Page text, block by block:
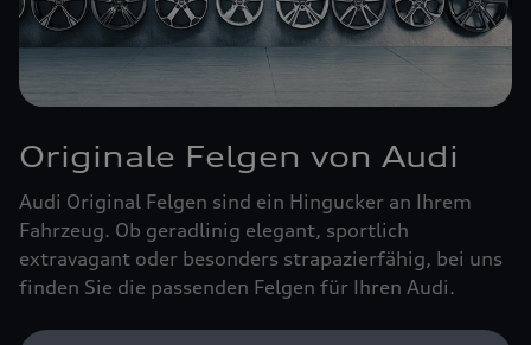
Originale Felgen von Audi
Audi Original Felgen sind ein Hingucker an Ihrem
Fahrzeug. Ob geradlinig elegant, sportlich
extravagant oder besonders strapazierfähig, bei uns
finden Sie die passenden Felgen für Ihren Audi.